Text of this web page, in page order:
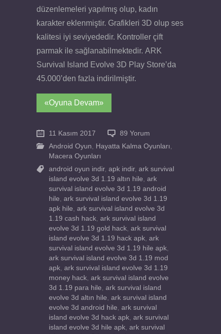
düzenlemeleri yapılmış olup, kadın
karakter eklenmiştir. Grafikleri 3D olup ses
kalitesi iyi seviyededir. Kontroller çift
parmak ile sağlanabilmektedir. ARK
Survival Island Evolve 3D Play Store’da
45.000’den fazla indirilmiştir.
«Oyuna Devam»
11 Kasım 2017
89 Yorum
Android Oyun
Hayatta Kalma Oyunları
Macera Oyunları
android oyun indir, apk indir, ark survival
island evolve 3d 1.19 altın hile ark
survival island evolve 3d 1.19 android
hile ark survival island evolve 3d 1.19
apk hile ark survival island evolve 3d
1.19 cash hack ark survival island
evolve 3d 1.19 gold hack ark survival
island evolve 3d 1.19 hack apk ark
survival island evolve 3d 1.19 hile apk
ark survival island evolve 3d 1.19 mod
apk ark survival island evolve 3d 1.19
money hack ark survival island evolve
3d 1.19 para hile ark survival island
evolve 3d altın hile ark survival island
evolve 3d android hile ark survival
island evolve 3d hack apk ark survival
island evolve 3d hile apk ark survival